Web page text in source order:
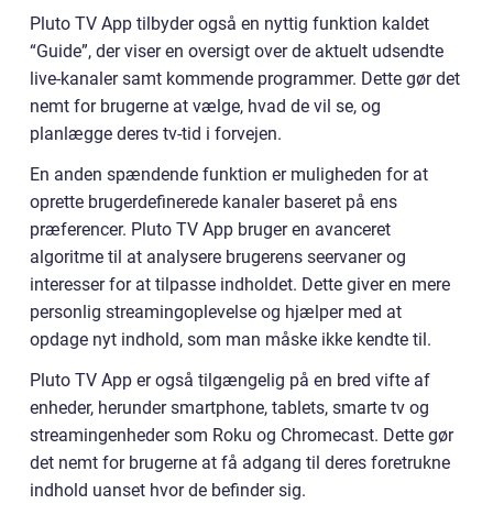
Pluto TV App tilbyder også en nyttig funktion kaldet
“Guide”, der viser en oversigt over de aktuelt udsendte
live-kanaler samt kommende programmer. Dette gør det
nemt for brugerne at vælge, hvad de vil se, og
planlægge deres tv-tid i forvejen.
En anden spændende funktion er muligheden for at
oprette brugerdefinerede kanaler baseret på ens
præferencer. Pluto TV App bruger en avanceret
algoritme til at analysere brugerens seervaner og
interesser for at tilpasse indholdet. Dette giver en mere
personlig streamingoplevelse og hjælper med at
opdage nyt indhold, som man måske ikke kendte til.
Pluto TV App er også tilgængelig på en bred vifte af
enheder, herunder smartphone, tablets, smarte tv og
streamingenheder som Roku og Chromecast. Dette gør
det nemt for brugerne at få adgang til deres foretrukne
indhold uanset hvor de befinder sig.